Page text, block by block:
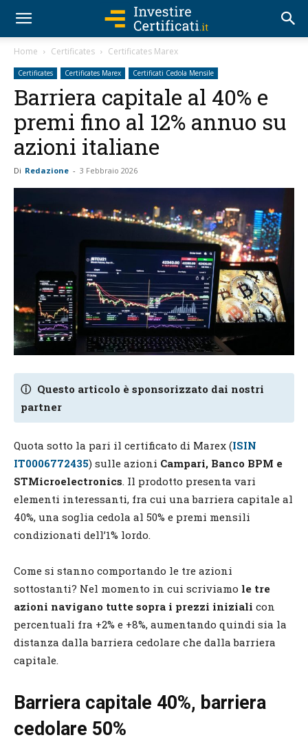
Home Certificates Certificates Marex
Certificates Certificates Marex Certificati Cedola Mensile
Barriera capitale al 40% e
premi fino al 12% annuo su
azioni italiane
Di Redazione - 3 Febbraio 2026
ⓘ Questo articolo è sponsorizzato dai nostri
partner
Quota sotto la pari il certificato di Marex (ISIN
IT0006772435) sulle azioni Campari, Banco BPM e
STMicroelectronics. Il prodotto presenta vari
elementi interessanti, fra cui una barriera capitale al
40%, una soglia cedola al 50% e premi mensili
condizionati dell’1% lordo.
Come si stanno comportando le tre azioni
sottostanti? Nel momento in cui scriviamo le tre
azioni navigano tutte sopra i prezzi iniziali con
percentuali fra +2% e +8%, aumentando quindi sia la
distanza dalla barriera cedolare che dalla barriera
capitale.
Barriera capitale 40%, barriera
cedolare 50%